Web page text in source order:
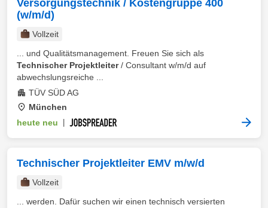
Versorgungstechnik / Kostengruppe 400
(w/m/d)
Vollzeit
... und Qualitätsmanagement. Freuen Sie sich als
Technischer Projektleiter/ Consultant w/m/d auf
abwechslungsreiche ...
TÜV SÜD AG
München
heute neu
Technischer Projektleiter EMV m/w/d
Vollzeit
... werden. Dafür suchen wir einen technisch versierten